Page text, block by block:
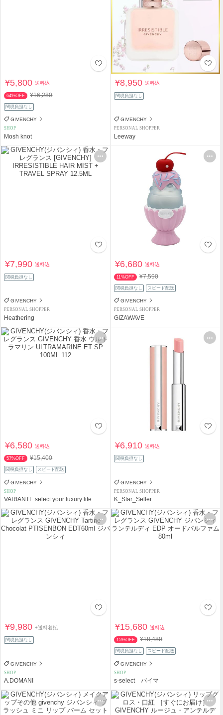
¥5,800送料込
64%OFF ¥16,280
関税負担なし
GIVENCHY
SHOP
Mosh knot
¥8,950送料込
関税負担なし
GIVENCHY
PERSONAL SHOPPER
Leeway
¥7,990送料込
関税負担なし
GIVENCHY
PERSONAL SHOPPER
Heathering
¥6,680送料込
11%OFF ¥7,590
関税負担なし スピード配送
GIVENCHY
PERSONAL SHOPPER
GIZAWAVE
¥6,580送料込
57%OFF ¥15,400
関税負担なし スピード配送
GIVENCHY
SHOP
VARIANTE select your luxury life
¥6,910送料込
関税負担なし
GIVENCHY
PERSONAL SHOPPER
K_Star_Seller
¥9,980+送料着払
関税負担なし
GIVENCHY
SHOP
A.DOMANI
¥15,680送料込
15%OFF ¥18,480
関税負担なし スピード配送
GIVENCHY
SHOP
s-select バイマ